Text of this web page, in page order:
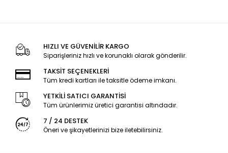
HIZLI VE GÜVENİLİR KARGO
Siparişleriniz hızlı ve korunaklı olarak gönderilir.
TAKSİT SEÇENEKLERİ
Tüm kredi kartları ile taksitle ödeme imkanı.
YETKİLİ SATICI GARANTİSİ
Tüm ürünlerimiz üretici garantisi altındadır.
7 / 24 DESTEK
Öneri ve şikayetlerinizi bize iletebilirsiniz.